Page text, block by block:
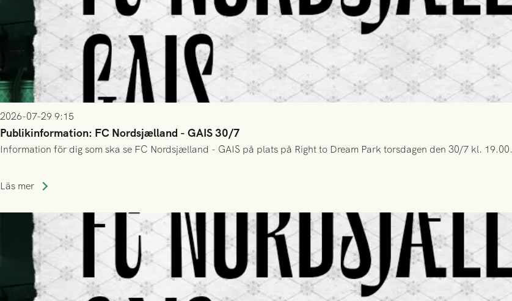
2026-07-29 9:15
Publikinformation: FC Nordsjælland - GAIS 30/7
Information för dig som ska se FC Nordsjælland - GAIS på plats på Right to Dream Park torsdagen den 30/7 kl. 19.00.
Läs mer